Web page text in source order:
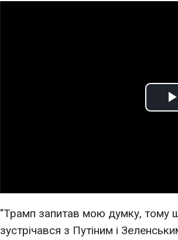
"Трамп запитав мою думку, тому
зустрічався з Путіним і